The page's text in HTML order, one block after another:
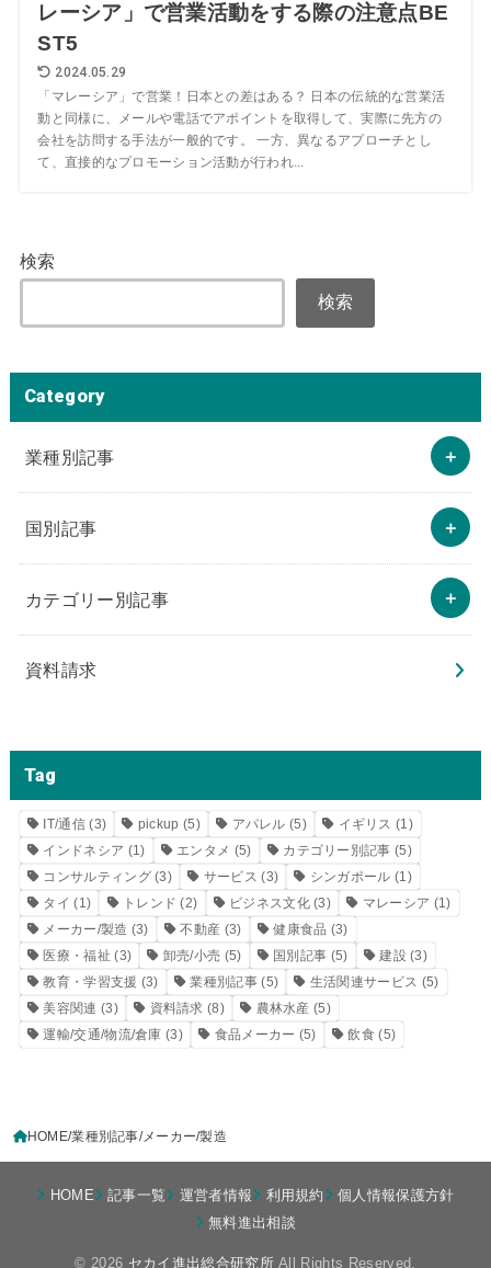
レーシア」で営業活動をする際の注意点BE
ST5
2024.05.29
「マレーシア」で営業！日本との差はある？ 日本の伝統的な営業活
動と同様に、メールや電話でアポイントを取得して、実際に先方の
会社を訪問する手法が一般的です。 一方、異なるアプローチとし
て、直接的なプロモーション活動が行われ...
検索
検索
Category
業種別記事
国別記事
カテゴリー別記事
資料請求
Tag
IT/通信(3) pickup (5) アパレル (5) イギリス (1)
インドネシア (1) エンタメ (5) カテゴリー別記事 (5)
コンサルティング(3) サービス (3) シンガポール (1)
タイ (1) トレンド (2) ビジネス文化(3) マレーシア (1)
メーカー/製造 (3) 不動産 (3) 健康食品 (3)
医療・福祉 (3) 卸売/小売 (5) 国別記事 (5) 建設 (3)
教育・学習支援 (3) 業種別記事(5) 生活関連サービス (5)
美容関連 (3) 資料請求 (8) 農林水産 (5)
運輸/交通/物流/倉庫 (3) 食品メーカー (5) 飲食 (5)
HOME 業種別記事 メーカー/製造
HOME 記事一覧 運営者情報 利用規約
個人情報保護方針
無料進出相談
© 2026 セカイ進出総合研究所All Rights Reserved.